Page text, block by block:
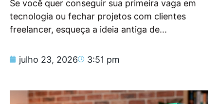
Se você quer conseguir sua primeira vaga em
tecnologia ou fechar projetos com clientes
freelancer, esqueça a ideia antiga de...
julho 23, 2026 3:51 pm